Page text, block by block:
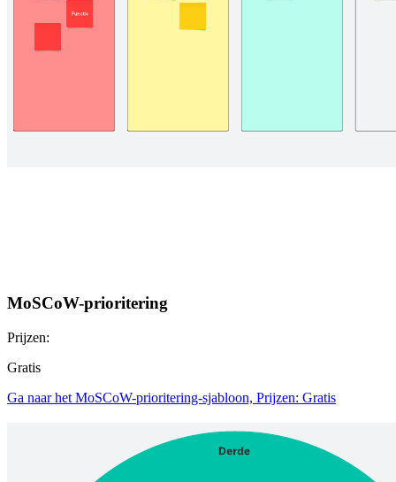
MoSCoW-prioritering
Prijzen:
Gratis
Ga naar het MoSCoW-prioritering-sjabloon, Prijzen: Gratis